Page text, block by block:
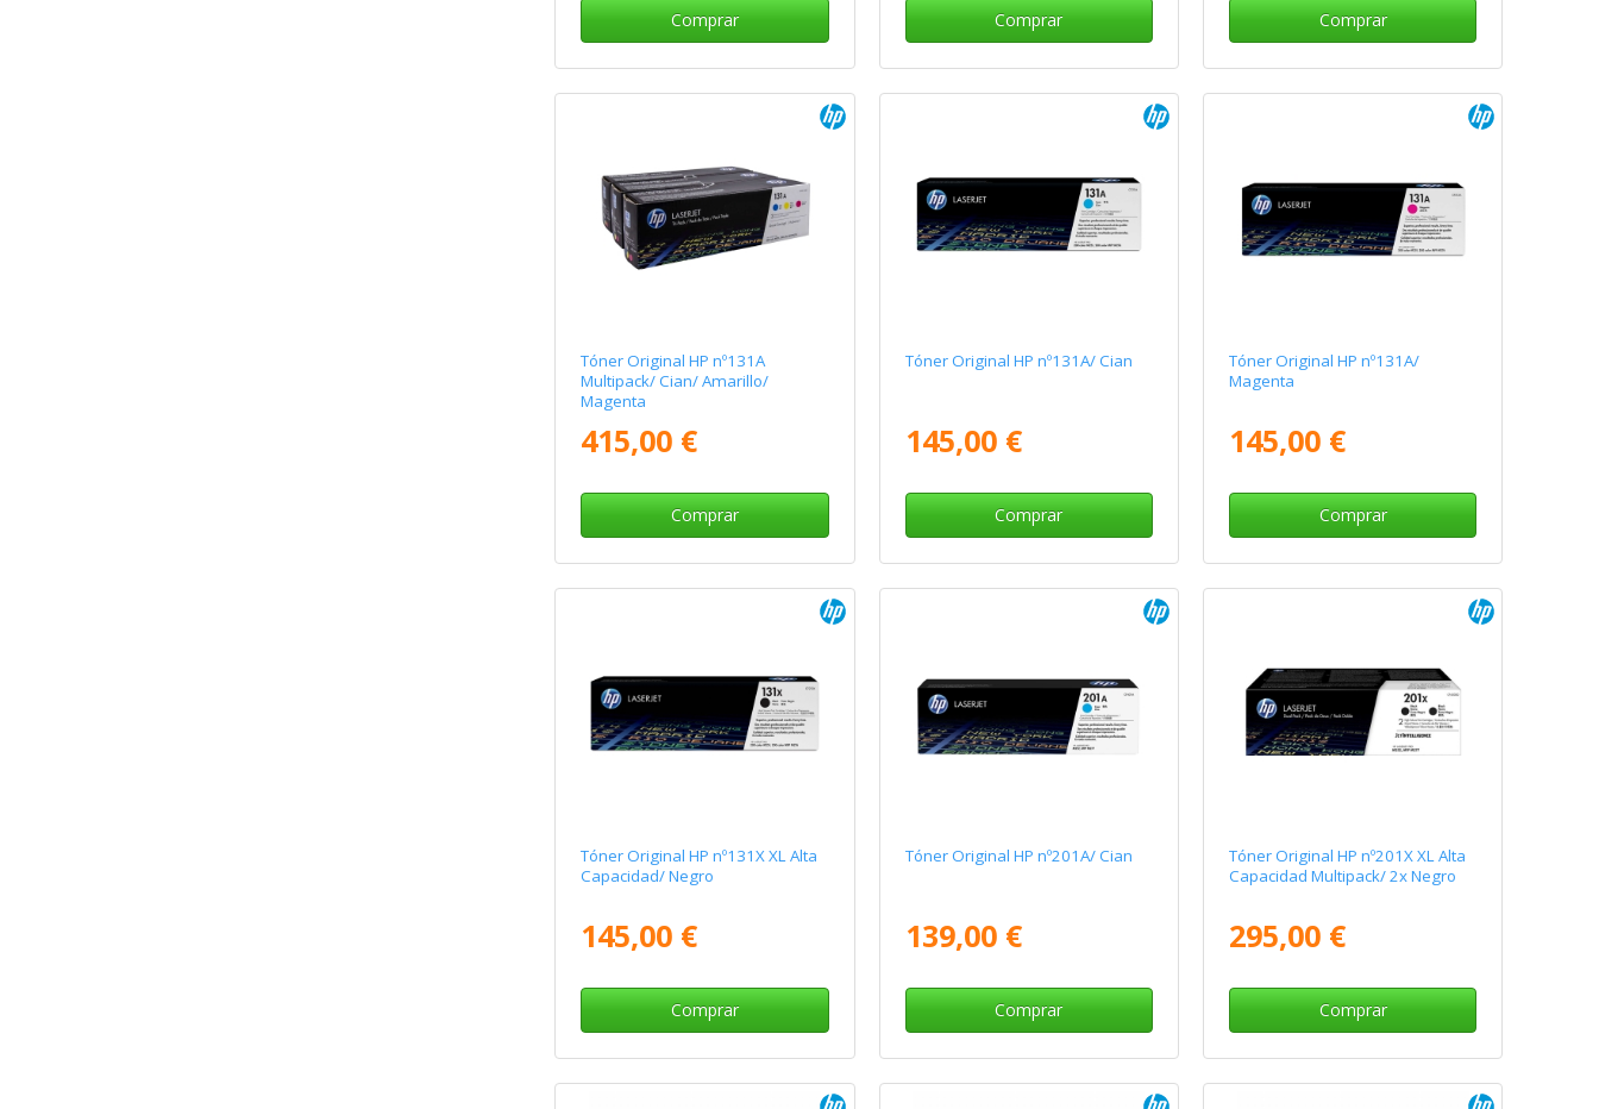
Comprar Comprar Comprar
Tóner Original HP nº131A
Multipack/ Cian/ Amarillo/
Magenta
415,00 €
Comprar
Tóner Original HP nº131A/ Cian
145,00 €
Comprar
Tóner Original HP nº131A/
Magenta
145,00 €
Comprar
Tóner Original HP nº131X XL Alta
Capacidad/ Negro
145,00 €
Comprar
Tóner Original HP nº201A/ Cian
139,00 €
Comprar
Tóner Original HP nº201X XL Alta
Capacidad Multipack/ 2x Negro
295,00 €
Comprar